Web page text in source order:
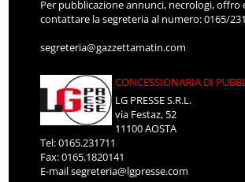
Per pubblicazione annunci, necrologi, offro
contattare la segreteria al numero: 0165/
segreteria@gazzettamatin.com
CONCESSIONARIA DI
LG PRESSE S.R.L.
via Festaz, 52
11100 AOSTA
Tel: 0165.231711
Fax: 0165.1820141
E-mailsegreteria@lgpresse.com